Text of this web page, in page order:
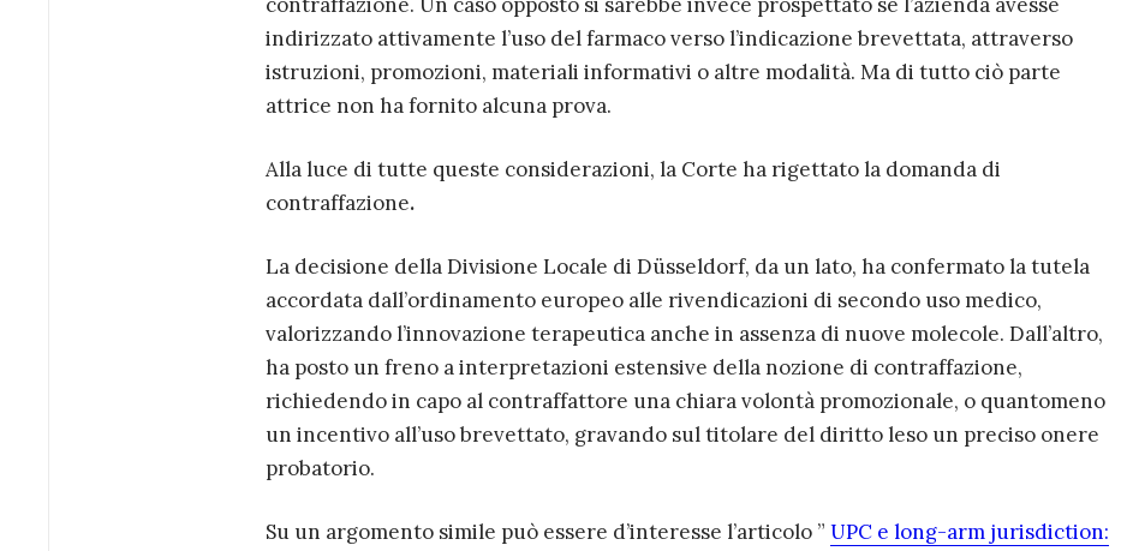
indirizzato attivamente l’uso del farmaco verso l’indicazione brevettata, attraverso
istruzioni, promozioni, materiali informativi o altre modalità. Ma di tutto ciò parte
attrice non ha fornito alcuna prova.
Alla luce di tutte queste considerazioni, la Corte ha rigettato la domanda di
contraffazione.
La decisione della Divisione Locale di Düsseldorf, da un lato, ha confermato la tutela
accordata dall’ordinamento europeo alle rivendicazioni di secondo uso medico,
valorizzando l’innovazione terapeutica anche in assenza di nuove molecole. Dall’altro,
ha posto un freno a interpretazioni estensive della nozione di contraffazione,
richiedendo in capo al contraffattore una chiara volontà promozionale, o quantomeno
un incentivo all’uso brevettato, gravando sul titolare del diritto leso un preciso onere
probatorio.
Su un argomento simile può essere d’interesse l’articolo ” UPC e long-arm jurisdiction: